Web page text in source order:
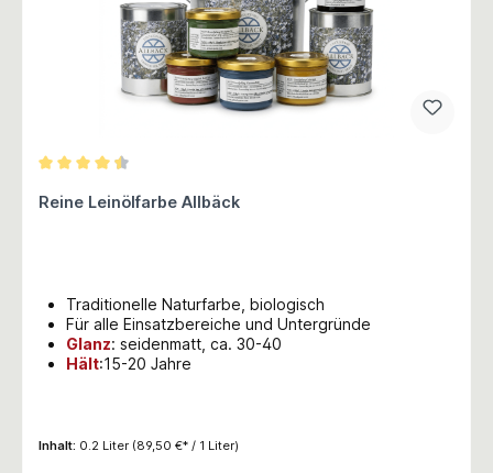
Reine Leinölfarbe Allbäck
Traditionelle Naturfarbe, biologisch
Für alle Einsatzbereiche und Untergründe
Glanz: seidenmatt, ca. 30-40
Hält:15-20 Jahre
Inhalt: 0.2 Liter (89,50 €* / 1 Liter)